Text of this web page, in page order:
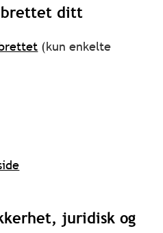
ditt
(kun enkelte
juridisk og